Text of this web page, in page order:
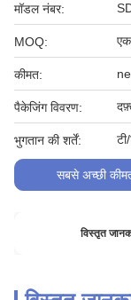
मॉडल नंबर:
MOQ:
कीमत:
पैकेजिंग विवरण:
भुगतान की शर्तें:
सबसे अच्छी
विस्तृत